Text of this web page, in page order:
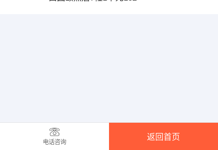
电话咨询
返回首页